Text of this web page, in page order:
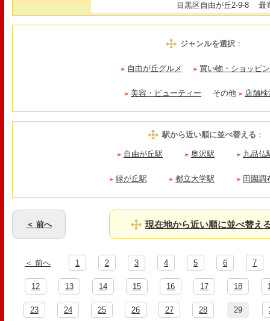
目黒区自由が丘2-9-8 最
ジャンルを選択：
自由が丘グルメ 買い物・ショッピ
美容・ビューティー その他 店舗
駅から近い順に並べ替える ：
自由が丘駅 奥沢駅 九品仏
緑が丘駅 都立大学駅 田園調
＜ 前へ 現在地から近い順に並べ替え
＜ 前へ 1 2 3 4 5 6 7
12 13 14 15 16 17 18
23 24 25 26 27 28 29